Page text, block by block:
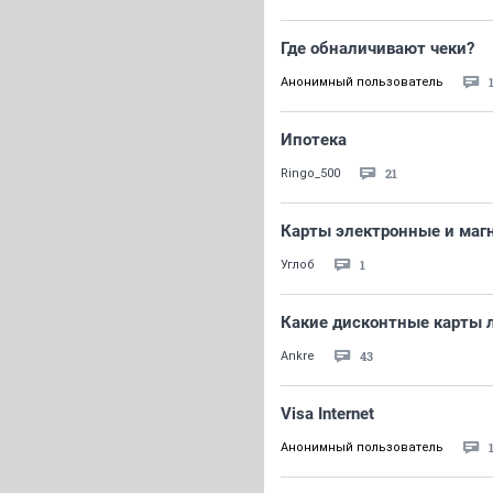
Где обналичивают чеки?
Анонимный пользователь 1
Ипотека
Ringo_500 21
Карты электронные и
Углоб 1
Какие дисконтные карты
Ankre 43
Visa Internet
Анонимный пользователь